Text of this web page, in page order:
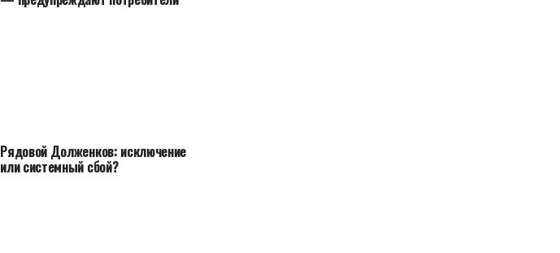
Рядовой Долженков: исключение
или системный сбой?